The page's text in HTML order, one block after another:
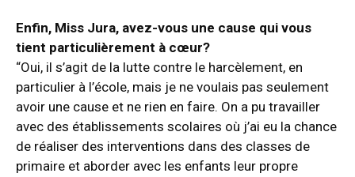
Enfin, Miss Jura, avez-vous une cause qui vous
tient particulièrement à cœur?
“Oui, il s’agit de la lutte contre le harcèlement, en
particulier à l’école, mais je ne voulais pas seulement
avoir une cause et ne rien en faire. On a pu travailler
avec des établissements scolaires où j’ai eu la chance
de réaliser des interventions dans des classes de
primaire et aborder avec les enfants leur propre